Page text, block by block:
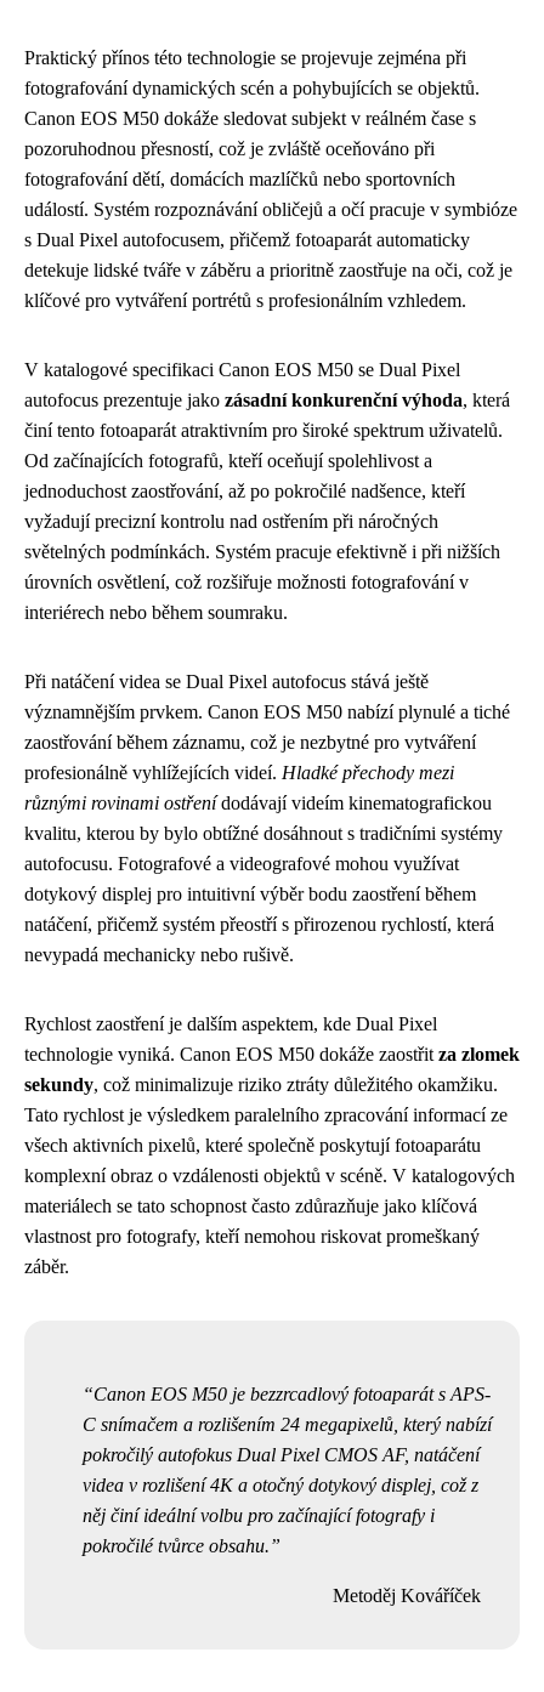
Praktický přínos této technologie se projevuje zejména při
fotografování dynamických scén a pohybujících se objektů.
Canon EOS M50 dokáže sledovat subjekt v reálném čase s
pozoruhodnou přesností, což je zvláště oceňováno při
fotografování dětí, domácích mazlíčků nebo sportovních
událostí. Systém rozpoznávání obličejů a očí pracuje v symbióze
s Dual Pixel autofocusem, přičemž fotoaparát automaticky
detekuje lidské tváře v záběru a prioritně zaostřuje na oči, což je
klíčové pro vytváření portrétů s profesionálním vzhledem.
V katalogové specifikaci Canon EOS M50 se Dual Pixel
autofocus prezentuje jako zásadní konkurenční výhoda, která
činí tento fotoaparát atraktivním pro široké spektrum uživatelů.
Od začínajících fotografů, kteří oceňují spolehlivost a
jednoduchost zaostřování, až po pokročilé nadšence, kteří
vyžadují precizní kontrolu nad ostřením při náročných
světelných podmínkách. Systém pracuje efektivně i při nižších
úrovních osvětlení, což rozšiřuje možnosti fotografování v
interiérech nebo během soumraku.
Při natáčení videa se Dual Pixel autofocus stává ještě
významnějším prvkem. Canon EOS M50 nabízí plynulé a tiché
zaostřování během záznamu, což je nezbytné pro vytváření
profesionálně vyhlížejících videí. Hladké přechody mezi
různými rovinami ostřenídodávají videím kinematografickou
kvalitu, kterou by bylo obtížné dosáhnout s tradičními systémy
autofocusu. Fotografové a videografové mohou využívat
dotykový displej pro intuitivní výběr bodu zaostření během
natáčení, přičemž systém přeostří s přirozenou rychlostí, která
nevypadá mechanicky nebo rušivě.
Rychlost zaostření je dalším aspektem, kde Dual Pixel
technologie vyniká. Canon EOS M50 dokáže zaostřit za zlomek
sekundy, což minimalizuje riziko ztráty důležitého okamžiku.
Tato rychlost je výsledkem paralelního zpracování informací ze
všech aktivních pixelů, které společně poskytují fotoaparátu
komplexní obraz o vzdálenosti objektů v scéně. V katalogových
materiálech se tato schopnost často zdůrazňuje jako klíčová
vlastnost pro fotografy, kteří nemohou riskovat promeškaný
záběr.
Canon EOS M50 je bezzrcadlový fotoaparát s APS-
C snímačem a rozlišením 24 megapixelů, který nabízí
pokročilý autofokus Dual Pixel CMOS AF, natáčení
videa v rozlišení 4K a otočný dotykový displej, což z
něj činí ideální volbu pro začínající fotografy i
pokročilé tvůrce obsahu.
Metoděj Kováříček